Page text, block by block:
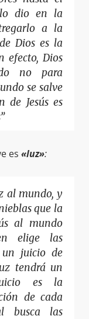
dio en la
a la
Dios es la
efecto, Dios
no para
se salve
de Jesús es
es «luz»:
al mundo, y
que la
al mundo
elige las
juicio de
tendrá un
es la
de cada
busca las